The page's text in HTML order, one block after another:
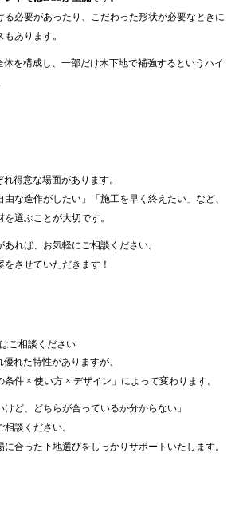
る必要があったり、こだわった形状が必要なときに
あります。
を構成し、一部だけ木下地で補強するというハイ
得意な場面があります。
由な造作がしたい」「施工を早く終えたい」など、
選ぶことが大切です。
れば、お気軽にご相談ください。
させていただきます！
ご相談ください
れた特性がありますが、
件 × 使い方 × デザイン」によって変わります。
けど、どちらが合っているか分からない」
談ください。
合った下地選びをしっかりサポートいたします。